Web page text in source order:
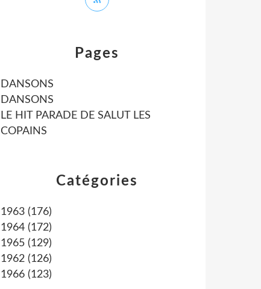
Catégories
1963 (176)
1964 (172)
1965 (129)
1962 (126)
1966 (123)
Pages
DANSONS
DANSONS
LE HIT PARADE DE SALUT LES
COPAINS